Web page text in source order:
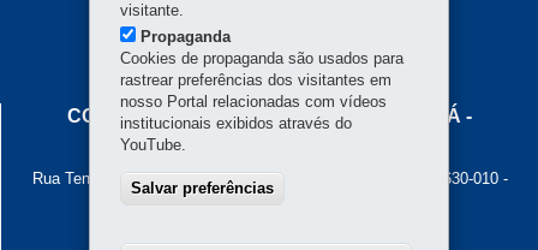
Navegação
Principal
Cohapar
COMPANHIA DE HABITAÇÃO DO PARANÁ -
Rua Tenente Francisco Ferreira de Souza, 766 - Hauer 81630-010-
Curitiba-PR
Atendimento institucional: (41) 3312-5700
visitante.
Propaganda
Cookies de propaganda são usados para
rastrear preferências dos visitantes em
nosso Portal relacionadas com vídeos
institucionais exibidos através do
YouTube.
Salvar preferências